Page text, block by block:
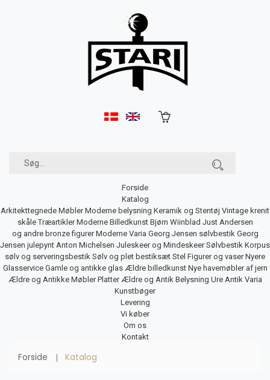
Forside
Katalog
Arkitekttegnede Møbler Moderne belysning Keramik og Stentøj Vintage krenit
skåle Træartikler Moderne Billedkunst Bjørn Wiinblad Just Andersen
og andre bronze figurer Moderne Varia Georg Jensen sølvbestik Georg
Jensen julepynt Anton Michelsen Juleskeer og Mindeskeer Sølvbestik Korpus
sølv og serveringsbestik Sølv og plet bestiksæt Stel Figurer og vaser Nyere
Glasservice Gamle og antikke glas Ældre billedkunst Nye havemøbler af jern
Ældre og Antikke Møbler Platter Ældre og Antik Belysning Ure Antik Varia
Kunstbøger
Levering
Vi køber
Om os
Kontakt
Forside Katalog